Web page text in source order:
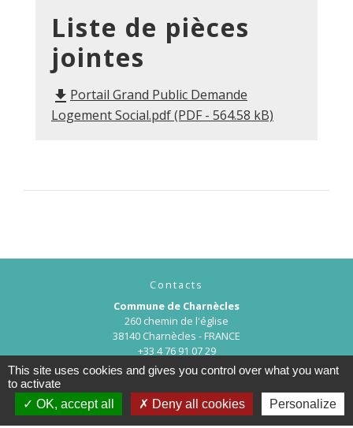
Liste de pièces
jointes
file_download Portail Grand Public Demande
Logement Social.pdf (PDF - 564.58 kB)
Contacts
Commune de Charnècles
260 chemin de l'église
38140 Charnècles - FRANCE
+33 4 76 91 07 29
Contact par formulaire
This site uses cookies and gives you control over what you want
to activate
OK, accept all
Deny all cookies Personalize